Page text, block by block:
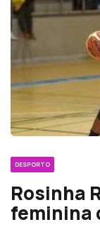
DESPORTO
Rosinha
feminina